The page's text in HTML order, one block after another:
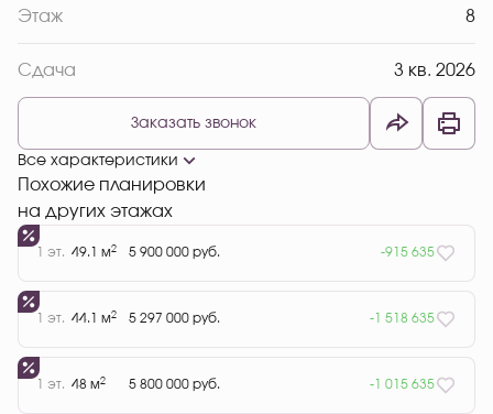
Этаж 8
Сдача 3 кв. 2026
Заказать звонок
Все характеристики
Похожие планировки
на других этажах
1 эт. 49.1 м2 5 900 000 руб. -915 635
1 эт. 44.1 м2 5 297 000 руб. -1 518 635
1 эт. 48 м2 5 800 000 руб. -1 015 635